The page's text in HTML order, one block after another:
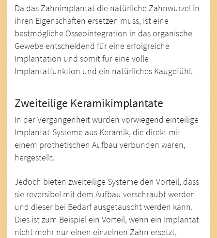
Da das Zahnimplantat die natürliche Zahnwurzel in
ihren Eigenschaften ersetzen muss, ist eine
bestmögliche Osseointegration in das organische
Gewebe entscheidend für eine erfolgreiche
Implantation und somit für eine volle
Implantatfunktion und ein natürliches Kaugefühl.
Zweiteilige Keramikimplantate
In der Vergangenheit wurden vorwiegend einteilige
Implantat-Systeme aus Keramik, die direkt mit
einem prothetischen Aufbau verbunden waren,
hergestellt.
Jedoch bieten zweiteilige Systeme den Vorteil, dass
sie reversibel mit dem Aufbau verschraubt werden
und dieser bei Bedarf ausgetauscht werden kann.
Dies ist zum Beispiel ein Vorteil, wenn ein Implantat
nicht mehr nur einen einzelnen Zahn ersetzt,